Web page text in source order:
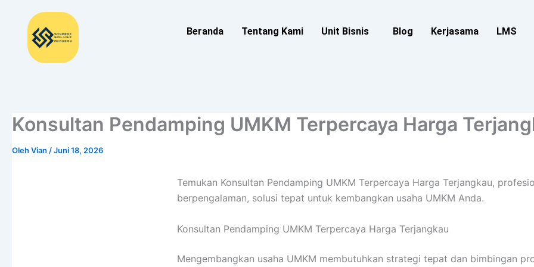
Beranda Tentang Kami Unit Bisnis Blog Kerjasama LMS
Konsultan Pendamping UMKM Terpercaya Harga
OlehVian /Juni 18, 2026
Temukan Konsultan Pendamping UMKM Terpercaya Harga Terjangkau,
berpengalaman, solusi tepat untuk kembangkan usaha UMKM Anda.
Konsultan Pendamping UMKM Terpercaya Harga Terjangkau
Mengembangkan usaha UMKM membutuhkan strategi tepat dan bimbingan